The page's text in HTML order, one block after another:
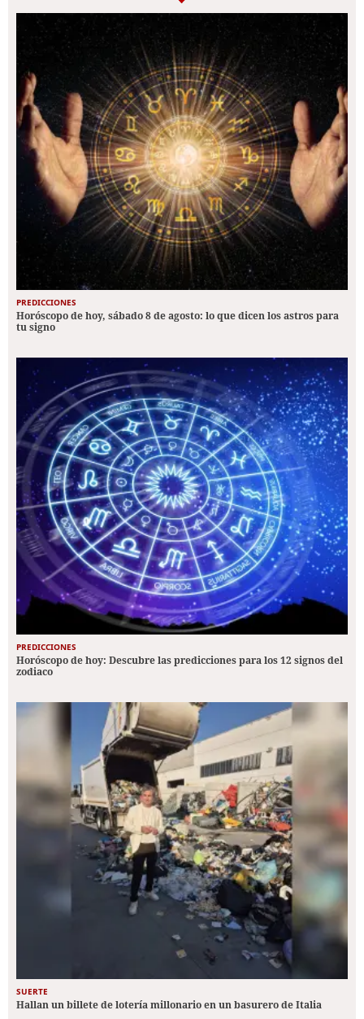
PREDICCIONES
Horóscopo de hoy, sábado 8 de agosto: lo que dicen los astros para
tu signo
PREDICCIONES
Horóscopo de hoy: Descubre las predicciones para los 12 signos del
zodiaco
SUERTE
Hallan un billete de lotería millonario en un basurero de Italia